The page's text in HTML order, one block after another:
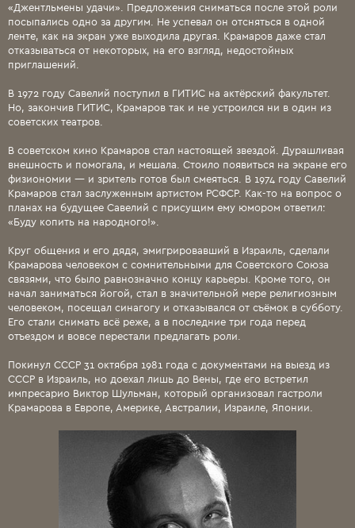
«Джентльмены удачи». Предложения сниматься после этой роли
посыпались одно за другим. Не успевал он отсняться в одной
ленте, как на экран уже выходила другая. Крамаров даже стал
отказываться от некоторых, на его взгляд, недостойных
приглашений.
В 1972 году Савелий поступил в ГИТИС на актёрский факультет.
Но, закончив ГИТИС, Крамаров так и не устроился ни в один из
советских театров.
В советском кино Крамаров стал настоящей звездой. Дурашливая
внешность и помогала, и мешала. Стоило появиться на экране его
физиономии — и зритель готов был смеяться. В 1974 году Савелий
Крамаров стал заслуженным артистом РСФСР. Как-то на вопрос о
планах на будущее Савелий с присущим ему юмором ответил:
«Буду копить на народного!».
Круг общения и его дядя, эмигрировавший в Израиль, сделали
Крамарова человеком с сомнительными для Советского Союза
связями, что было равнозначно концу карьеры. Кроме того, он
начал заниматься йогой, стал в значительной мере религиозным
человеком, посещал синагогу и отказывался от съёмок в субботу.
Его стали снимать всё реже, а в последние три года перед
отъездом и вовсе перестали предлагать роли.
Покинул СССР 31 октября 1981 года с документами на выезд из
СССР в Израиль, но доехал лишь до Вены, где его встретил
импресарио Виктор Шульман, который организовал гастроли
Крамарова в Европе, Америке, Австралии, Израиле, Японии.